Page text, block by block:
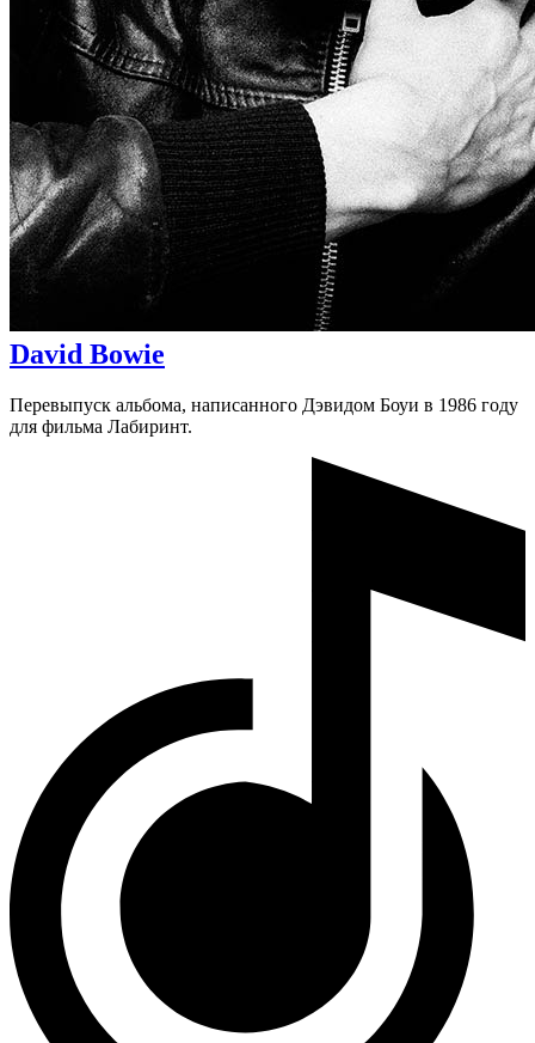
David Bowie
Перевыпуск альбома, написанного Дэвидом Боуи в 1986 году
для фильма Лабиринт.